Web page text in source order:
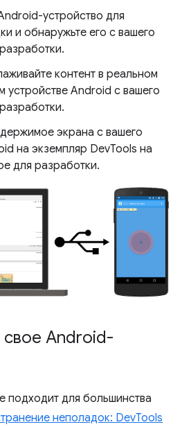
устройство для
и обнаружьте его с вашего
контент в реальном
устройстве Android с вашего
экрана с вашего
на экземпляр DevTools на
для разработки.
свое Android-
подходит для большинства
неполадок: DevTools